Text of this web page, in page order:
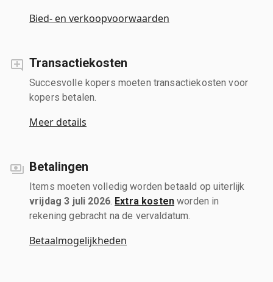
Bied- en verkoopvoorwaarden
Transactiekosten
Succesvolle kopers moeten transactiekosten voor
kopers betalen.
Meer details
Betalingen
Items moeten volledig worden betaald op uiterlijk
vrijdag 3 juli 2026. Extra kostenworden in
rekening gebracht na de vervaldatum.
Betaalmogelijkheden